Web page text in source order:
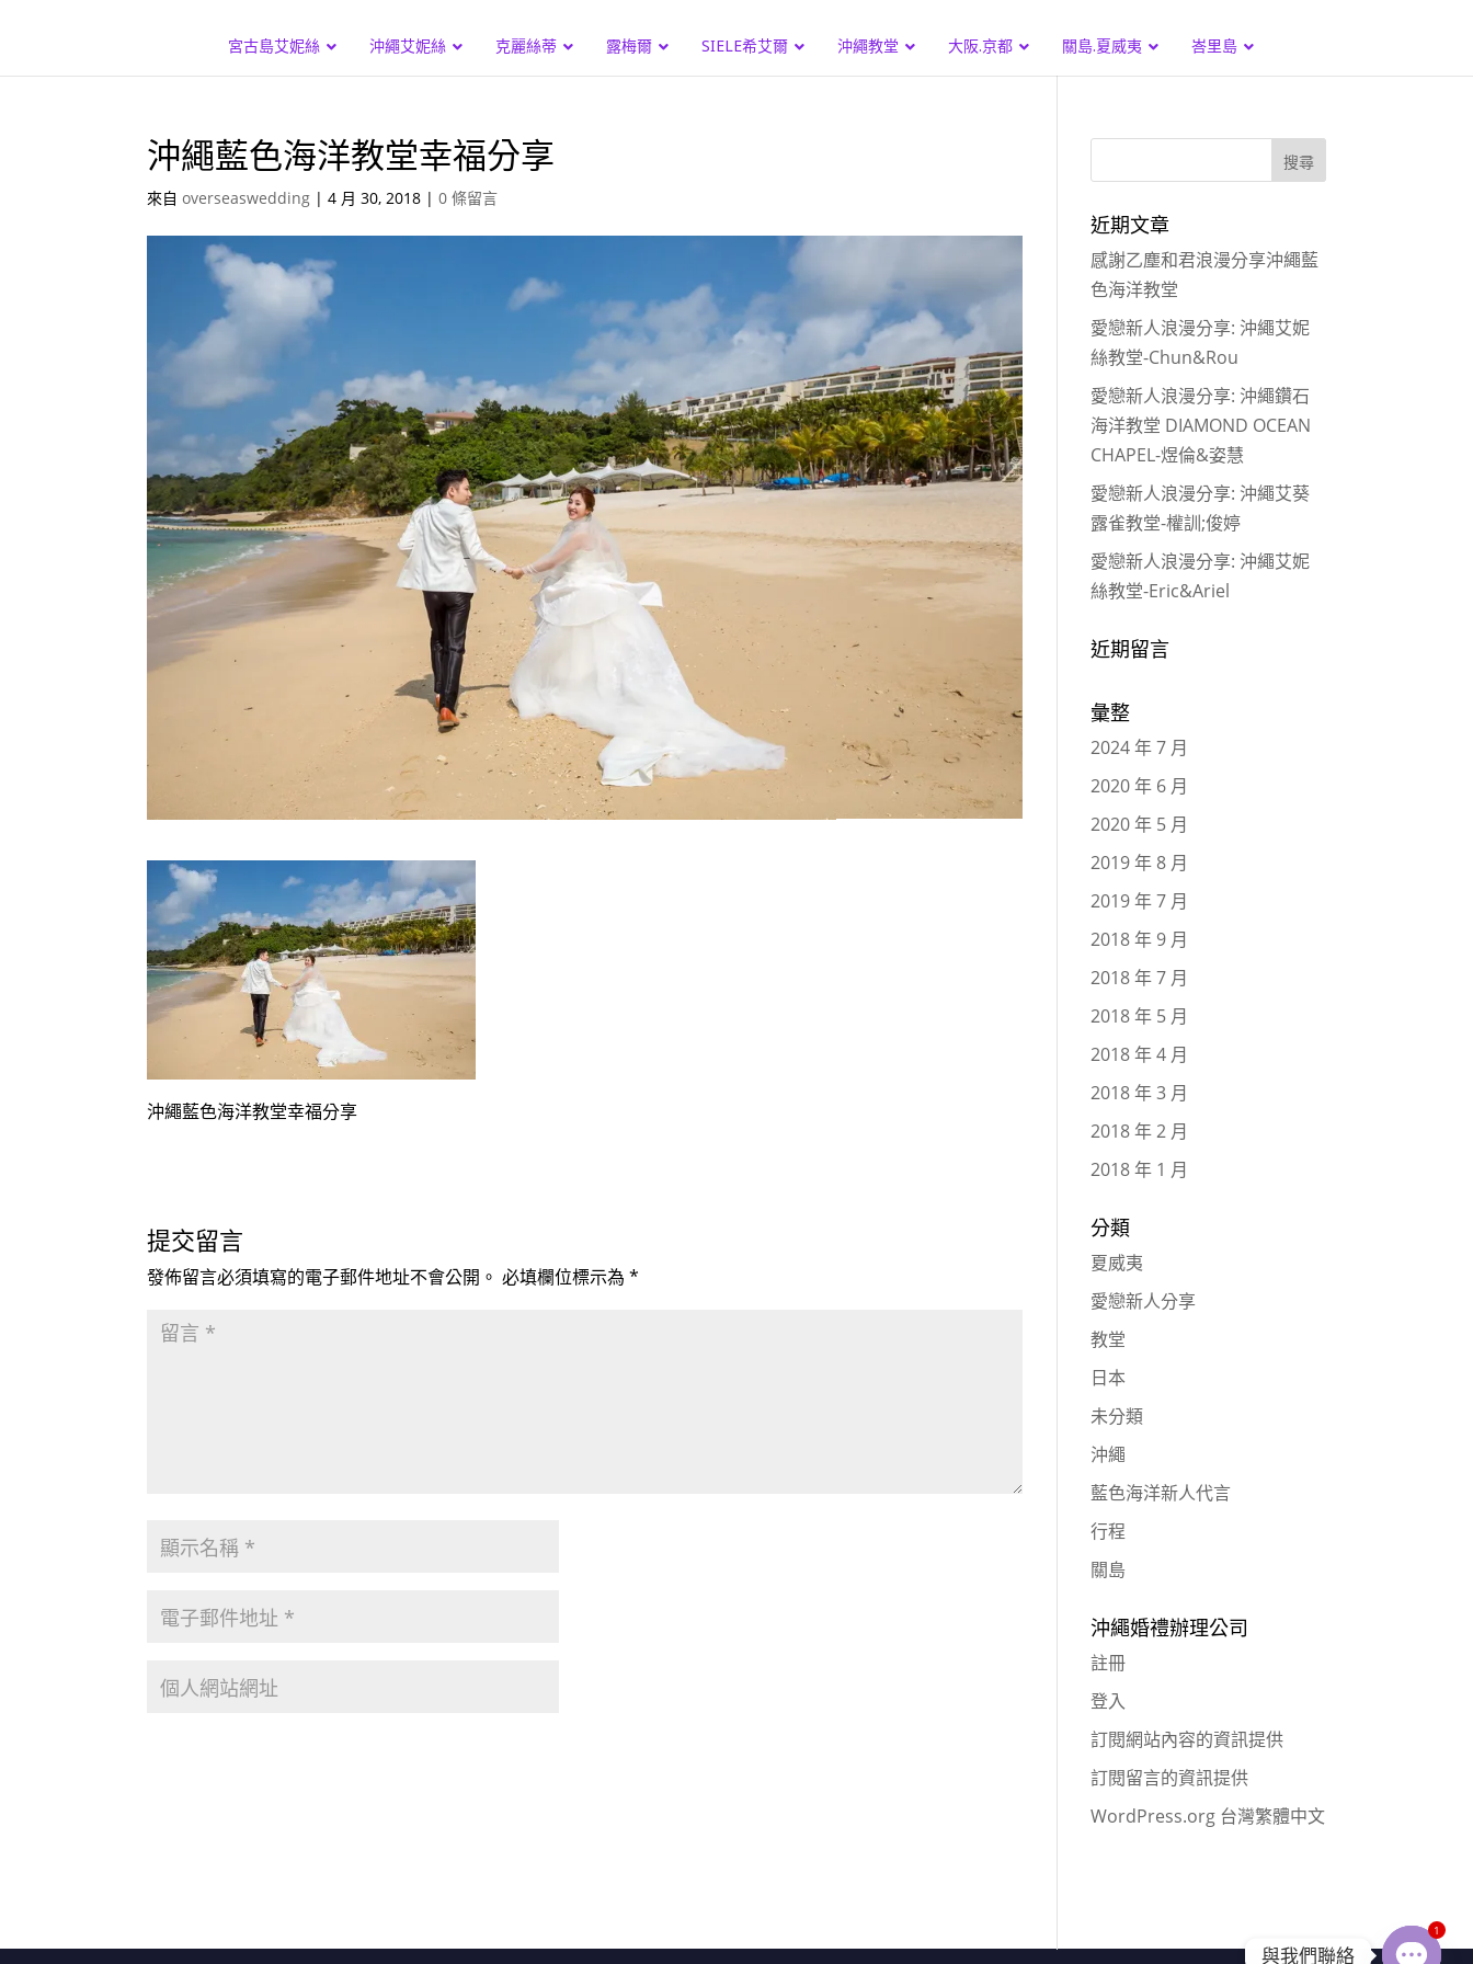
宮古島艾妮絲 沖繩艾妮絲 克麗絲蒂 露梅爾 SIELE希艾爾 沖繩教堂 大阪.京都 關島.夏威夷 峇里島
沖繩藍色海洋教堂幸福分享
來自overseaswedding |4 月 30, 2018 |0 條留言
沖繩藍色海洋教堂幸福分享
提交留言
發佈留言必須填寫的電子郵件地址不會公開。 必填欄位標示為*
近期文章
感謝乙塵和君浪漫分享沖繩藍
色海洋教堂
愛戀新人浪漫分享: 沖繩艾妮
絲教堂-Chun&Rou
愛戀新人浪漫分享: 沖繩鑽石
海洋教堂 DIAMOND OCEAN
CHAPEL-煜倫&姿慧
愛戀新人浪漫分享: 沖繩艾葵
露雀教堂-權訓;俊婷
愛戀新人浪漫分享: 沖繩艾妮
絲教堂-Eric&Ariel
近期留言
彙整
2024 年 7 月
2020 年 6 月
2020 年 5 月
2019 年 8 月
2019 年 7 月
2018 年 9 月
2018 年 7 月
2018 年 5 月
2018 年 4 月
2018 年 3 月
2018 年 2 月
2018 年 1 月
分類
夏威夷
愛戀新人分享
教堂
日本
未分類
沖繩
藍色海洋新人代言
行程
關島
沖繩婚禮辦理公司
註冊
登入
訂閱網站內容的資訊提供
訂閱留言的資訊提供
WordPress.org 台灣繁體中文
與我們聯絡
1